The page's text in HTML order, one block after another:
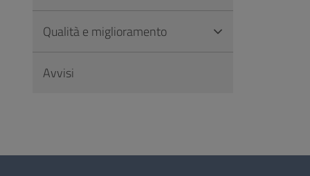
Qualità e miglioramento
Avvisi
Questionario